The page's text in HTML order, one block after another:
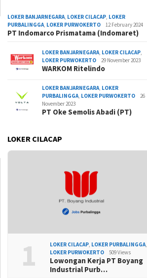
LOKER BANJARNEGARA LOKER CILACAP LOKER
PURBALINGGA LOKER PURWOKERTO 12 February 2024
PT Indomarco Prismatama (Indomaret)
LOKER BANJARNEGARA LOKER CILACAP
LOKER PURWOKERTO
29 November 2023
WARKOM Ritelindo
LOKER BANJARNEGARA LOKER
PURBALINGGA LOKER PURWOKERTO
26
November 2023
PT Oke Semolis Abadi (PT)
LOKER CILACAP
1 LOKER CILACAP, LOKER PURBALINGGA,
LOKER PURWOKERTO
509 Views
Lowongan Kerja PT Boyang
Industrial Purb…